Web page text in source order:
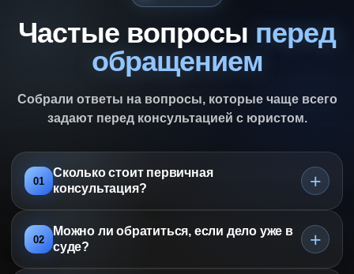
Частые вопросы перед
обращением
Собрали ответы на вопросы, которые чаще всего
задают перед консультацией с юристом.
01
Сколько стоит первичная
консультация?
+
02
Можно ли обратиться, если дело уже в
суде?
+